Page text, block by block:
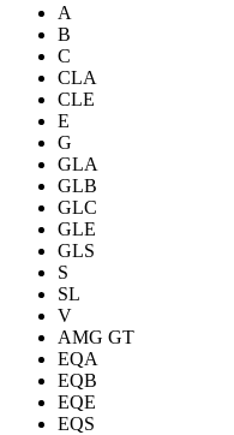
A
B
C
CLA
CLE
E
G
GLA
GLB
GLC
GLE
GLS
S
SL
V
AMG GT
EQA
EQB
EQE
EQS